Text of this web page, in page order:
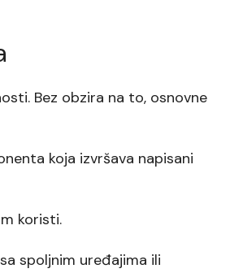
Bez obzira na to, osnovne
koja izvršava napisani
koristi.
spoljnim uređajima ili